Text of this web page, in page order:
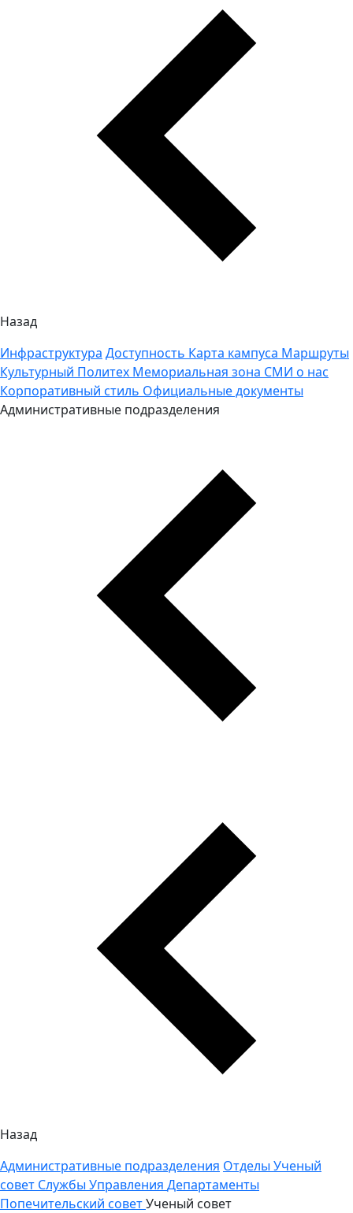
Назад
Инфраструктура Доступность Карта кампуса Маршруты
Культурный Политех Мемориальная зона СМИ о нас
Корпоративный стиль Официальные документы
Административные подразделения
Назад
Административные подразделения Отделы Ученый
совет Службы Управления Департаменты
Попечительский советУченый совет